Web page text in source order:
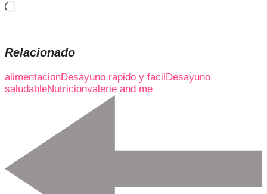
Cargando...
Relacionado
alimentacionDesayuno rapido y facilDesayuno
saludableNutricionvalerie and me